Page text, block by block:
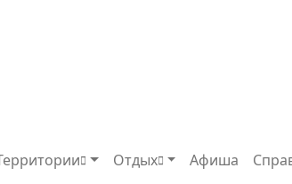
Отдых Афиша